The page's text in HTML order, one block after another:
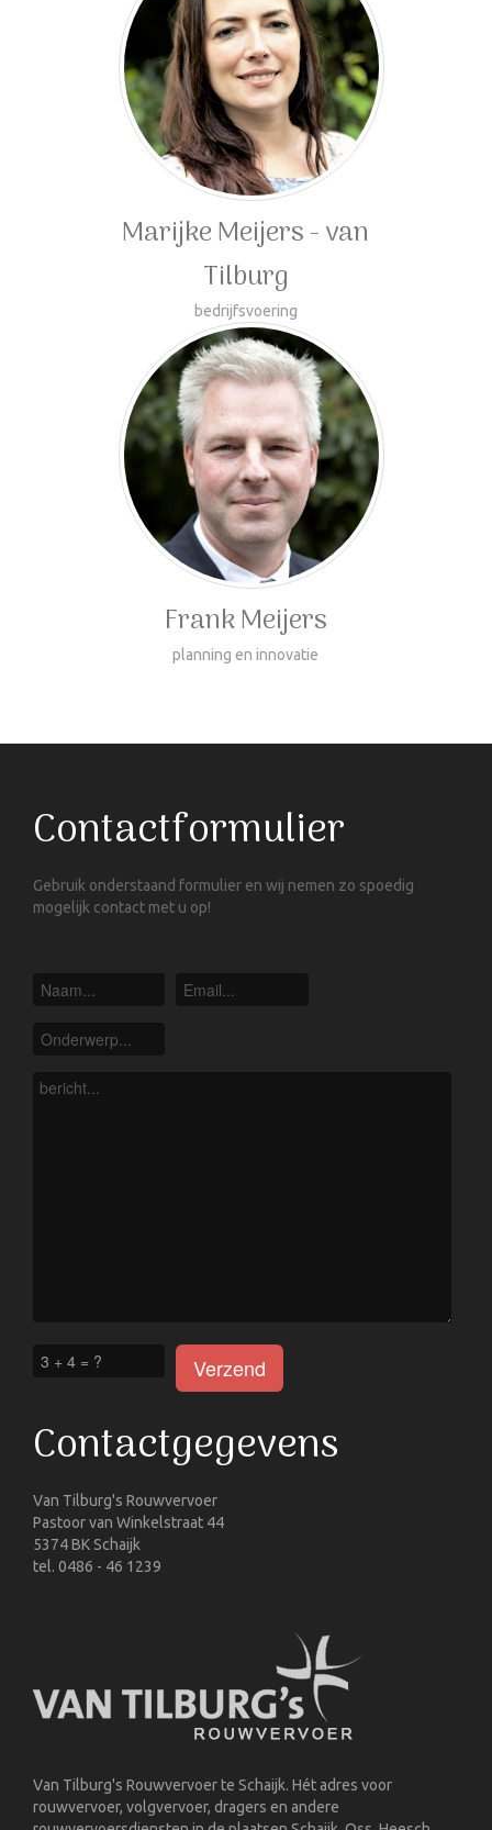
Marijke Meijers - van
Tilburg
bedrijfsvoering
Frank Meijers
planning en innovatie
Contactformulier
Gebruik onderstaand formulier en wij nemen zo spoedig
mogelijk contact met u op!
Contactgegevens
Van Tilburg's Rouwvervoer
Pastoor van Winkelstraat 44
5374 BK Schaijk
tel. 0486 - 46 1239
Van Tilburg's Rouwvervoer te Schaijk. Hét adres voor
rouwvervoer, volgvervoer, dragers en andere